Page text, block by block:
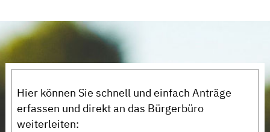
Hier können Sie schnell und einfach Anträge
erfassen und direkt an das Bürgerbüro
weiterleiten: